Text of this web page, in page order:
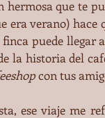
hermosa que te
era verano)
puede llegar
la historia del
con tus
ese viaje me